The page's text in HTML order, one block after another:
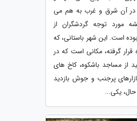
در آن شرق و غرب به هم می
مورد توجه گردشگران از
است. این شهر باستانی، که
قرار گرفته، مکانی است که در
از مساجد باشکوه، کاخ های
پرجنب و جوش بازدید
حال، یکی...